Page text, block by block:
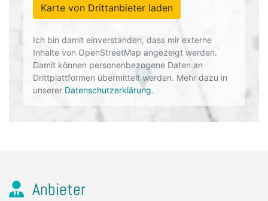
Karte von Drittanbieter laden
Ich bin damit einverstanden, dass mir externe
Inhalte von OpenStreetMap angezeigt werden.
Damit können personenbezogene Daten an
Drittplattformen übermittelt werden. Mehr dazu in
unserer Datenschutzerklärung.
Anbieter